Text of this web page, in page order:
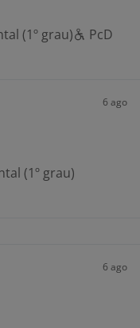
(1º grau)
PcD
6 ago
(1º grau)
6 ago